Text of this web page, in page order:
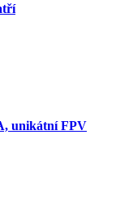
unikátní FPV